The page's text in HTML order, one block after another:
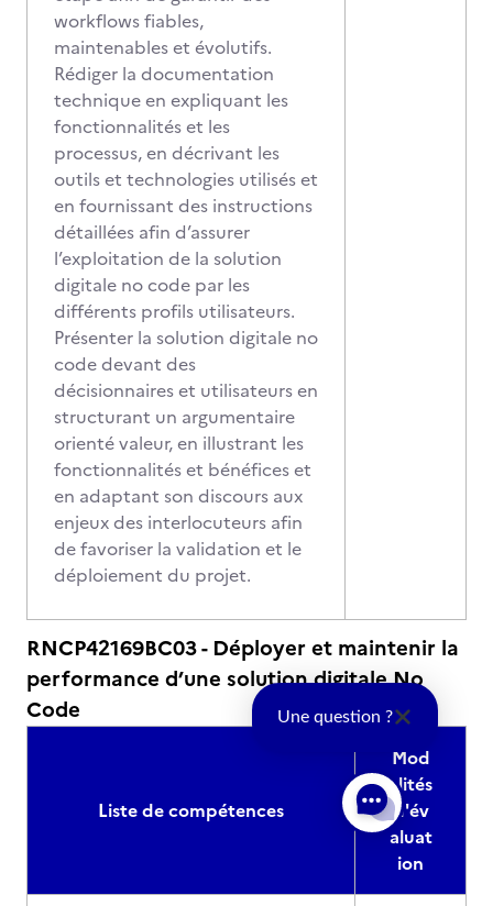
workflows fiables,
maintenables et évolutifs.
Rédiger la documentation
technique en expliquant les
fonctionnalités et les
processus, en décrivant les
outils et technologies utilisés et
en fournissant des instructions
détaillées afin d’assurer
l’exploitation de la solution
digitale no code par les
différents profils utilisateurs.
Présenter la solution digitale no
code devant des
décisionnaires et utilisateurs en
structurant un argumentaire
orienté valeur, en illustrant les
fonctionnalités et bénéfices et
en adaptant son discours aux
enjeux des interlocuteurs afin
de favoriser la validation et le
déploiement du projet.
RNCP42169BC03 - Déployer et maintenir la
performance d’une solution digitale No
Code
Liste de compétences
Mod
alités
d'év
aluat
ion
Une question ?